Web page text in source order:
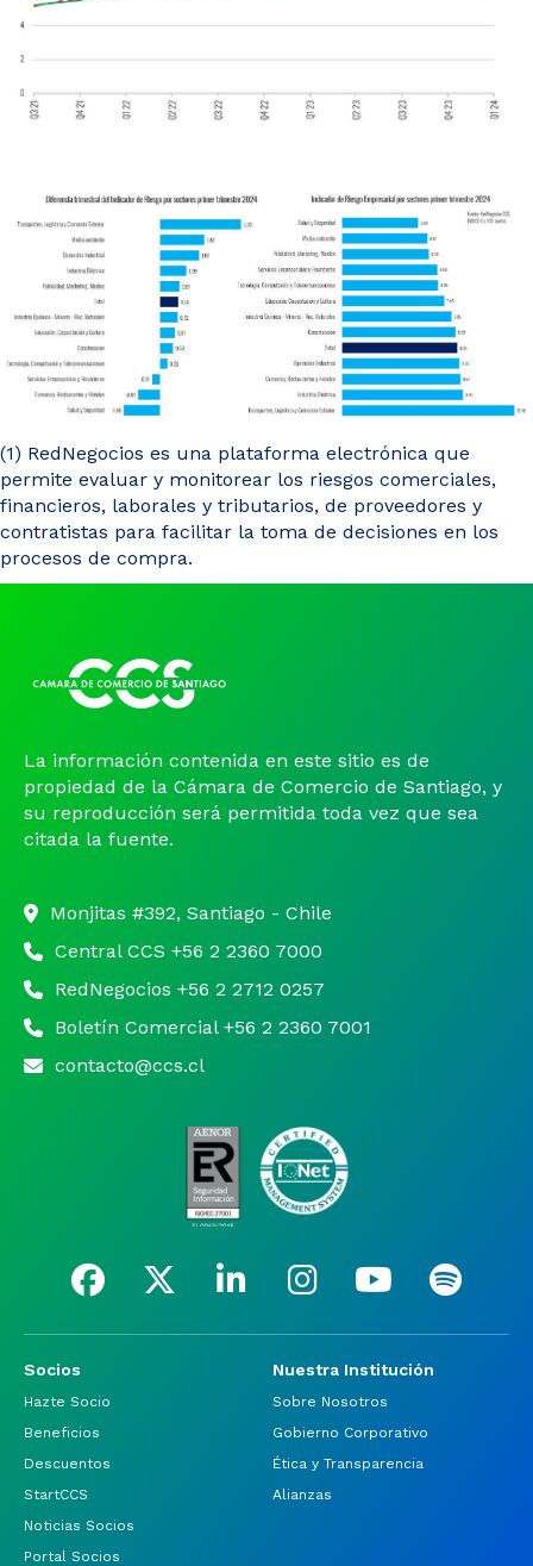
(1) RedNegocios es una plataforma electrónica que
permite evaluar y monitorear los riesgos comerciales,
financieros, laborales y tributarios, de proveedores y
contratistas para facilitar la toma de decisiones en los
procesos de compra.
La información contenida en este sitio es de
propiedad de la Cámara de Comercio de Santiago, y
su reproducción será permitida toda vez que sea
citada la fuente.
Monjitas #392, Santiago - Chile
Central CCS +56 2 2360 7000
RedNegocios +56 2 2712 0257
Boletín Comercial +56 2 2360 7001
contacto@ccs.cl
Socios
Hazte Socio
Beneficios
Descuentos
StartCCS
Noticias Socios
Portal Socios
Nuestra Institución
Sobre Nosotros
Gobierno Corporativo
Ética y Transparencia
Alianzas